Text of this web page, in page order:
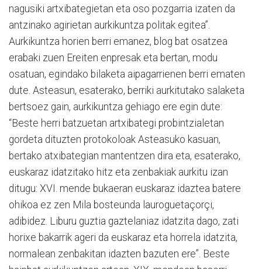
nagusiki artxibategietan eta oso pozgarria izaten da
antzinako agirietan aurkikuntza politak egitea”.
Aurkikuntza horien berri emanez, blog bat osatzea
erabaki zuen Ereiten enpresak eta bertan, modu
osatuan, egindako bilaketa aipagarrienen berri ematen
dute. Asteasun, esaterako, berriki aurkitutako salaketa
bertsoez gain, aurkikuntza gehiago ere egin dute:
“Beste herri batzuetan artxibategi probintzialetan
gordeta dituzten protokoloak Asteasuko kasuan,
bertako atxibategian mantentzen dira eta, esaterako,
euskaraz idatzitako hitz eta zenbakiak aurkitu izan
ditugu: XVI. mende bukaeran euskaraz idaztea batere
ohikoa ez zen Mila bosteunda lauroguetaçorçi,
adibidez. Liburu guztia gaztelaniaz idatzita dago, zati
horixe bakarrik ageri da euskaraz eta horrela idatzita,
normalean zenbakitan idazten bazuten ere”. Beste